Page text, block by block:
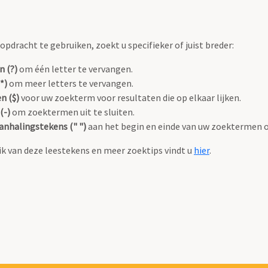
te gebruiken, zoekt u specifieker of juist breder:
(?)om één letter te vervangen.
om meer letters te vervangen.
($)voor uw zoekterm voor resultaten die op elkaar lijken.
)om zoektermen uit te sluiten.
(" ")aan het begin en einde van uw zoektermen
van deze leestekens en meer zoektips vindt u hier.